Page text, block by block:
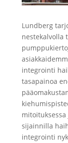
Lundberg
nestekalvolla
integrointi
tasapainoa
sijainnilla
integrointi